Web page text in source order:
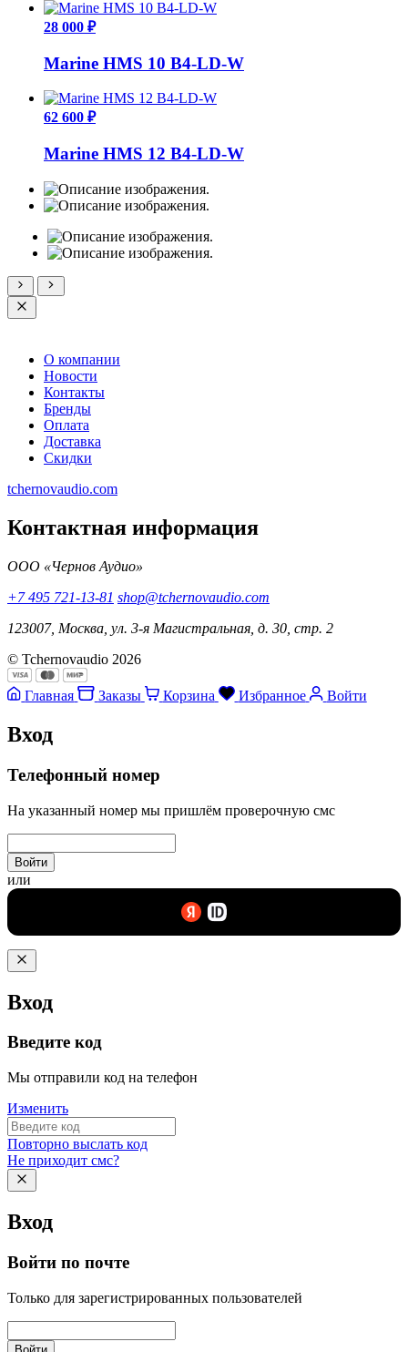
28 000 ₽
Marine HMS 10 B4-LD-W
62 600 ₽
Marine HMS 12 B4-LD-W
О компании
Новости
Контакты
Бренды
Оплата
Доставка
Скидки
tchernovaudio.com
Контактная информация
ООО «Чернов Аудио»
+7 495 721-13-81 shop@tchernovaudio.com
123007, Москва, ул. 3-я Магистральная, д. 30, стр. 2
© Tchernovaudio 2026
Главная Заказы Корзина Избранное Войти
Вход
Телефонный номер
На указанный номер мы пришлём проверочную смс
Войти
или
Вход
Введите код
Мы отправили код на телефон
Изменить
Повторно выслать код
Не приходит смс?
Вход
Войти по почте
Только для зарегистрированных пользователей